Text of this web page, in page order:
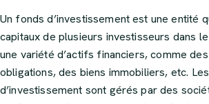
Un fonds d’investissement est une entité
capitaux de plusieurs investisseurs dans
une variété d’actifs financiers, comme
obligations, des biens immobiliers, etc.
d’investissement sont gérés par des